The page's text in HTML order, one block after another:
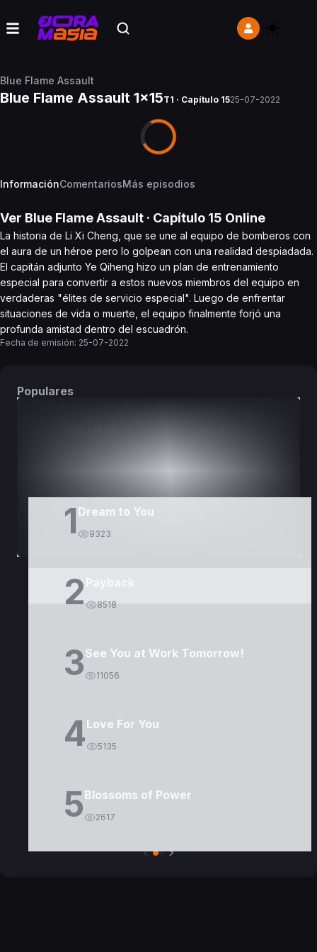
Blue Flame Assault
Blue Flame Assault 1x15T1 · Capítulo 1525-07-2022
InformaciónComentariosMás episodios
Ver Blue Flame Assault · Capítulo 15 Online
La historia de Li Xi Cheng, que se une al equipo de bomberos con
el aura de un héroe pero lo golpean con una realidad despiadada.
El capitán adjunto Ye Qiheng hizo un plan de entrenamiento
especial para convertir a estos nuevos miembros del equipo en
verdaderas "élites de servicio especial". Luego de enfrentar
situaciones de vida o muerte, el equipo finalmente forjó una
profunda amistad dentro del escuadrón.
Fecha de emisión: 25-07-2022
Populares
1 Dream to You
9323
2 8518
3See You at Work Tomorrow!
11056
4Love For You
5135
5Blossoms of Power
2617